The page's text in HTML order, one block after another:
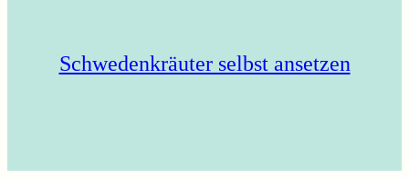
Schwedenkräuter selbst ansetzen